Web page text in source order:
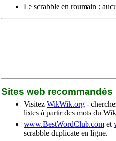
Le scrabble en roumain :
Sites web recommandés
Visitez WikWik.org -
listes à partir des mots du
www.BestWordClub.com et
scrabble duplicate en ligne.